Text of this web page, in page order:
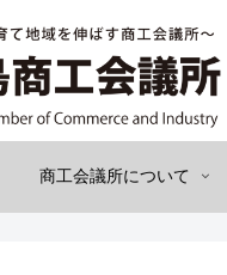
商工会議所について